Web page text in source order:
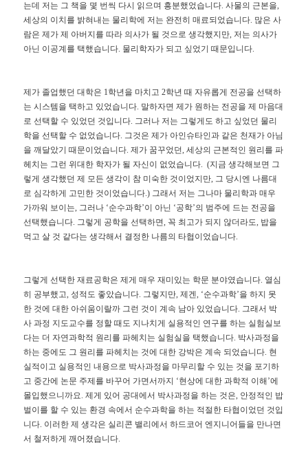
는데 저는 그 책을 몇 번씩 다시 읽으며 흥분했었습니다.사물의 근본을,
세상의 이치를 밝혀내는 물리학에 저는 완전히 매료되었습니다. 많은 사
람은 제가 제 아버지를 따라 의사가 될 것으로 생각했지만, 저는 의사가
아닌 이공계를 택했습니다. 물리학자가 되고 싶었기 때문입니다.
제가 졸업했던 대학은 1학년을 마치고 2학년 때 자유롭게 전공을 선택하
는 시스템을 택하고 있었습니다. 말하자면 제가 원하는 전공을 제 마음대
로 선택할 수 있었던 것입니다. 그러나 저는 그렇게도 하고 싶었던 물리
학을 선택할 수 없었습니다. 그것은 제가 아인슈타인과 같은 천재가 아님
을 깨달았기 때문이었습니다.제가 꿈꾸었던,세상의 근본적인 원리를 파
헤치는 그런 위대한 학자가 될 자신이 없었습니다. (지금 생각해보면 그
렇게 생각했던 제 모든 생각이 참 미숙한 것이었지만, 그 당시엔 나름대
로 심각하게 고민한 것이었습니다.) 그래서 저는 그나마 물리학과 매우
가까워 보이는, 그러나 ‘순수과학’이 아닌 ‘공학’의 범주에 드는 전공을
선택했습니다. 그렇게 공학을 선택하면, 꼭 최고가 되지 않더라도, 밥을
먹고 살 것 같다는 생각해서 결정한 나름의 타협이었습니다.
그렇게 선택한 재료공학은 제게 매우 재미있는 학문 분야였습니다. 열심
히 공부했고, 성적도 좋았습니다. 그렇지만,제겐, ‘순수과학’을 하지 못
한 것에 대한 아쉬움이랄까 그런 것이 계속 남아 있었습니다. 그래서 박
사 과정 지도교수를 정할 때도 지나치게 실용적인 연구를 하는 실험실보
다는 더 자연과학적 원리를 파헤치는 실험실을 택했습니다. 박사과정을
하는 중에도 그 원리를 파헤치는 것에 대한 강박은 계속 되었습니다. 현
실적이고 실용적인 내용으로 박사과정을 마무리할 수 있는 것을 포기하
고 중간에 논문 주제를 바꾸어 가면서까지 ‘현상에 대한 과학적 이해 ’에
몰입했으니까요.제게 있어 공대에서 박사과정을 하는 것은, 안정적인 밥
벌이를 할 수 있는 환경 속에서 순수과학을 하는 적절한 타협이었던 것입
니다. 이러한 제 생각은 실리콘 밸리에서 하드코어 엔지니어들을 만나면
서 철저하게 깨어졌습니다.